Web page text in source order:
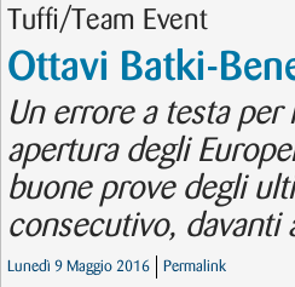
Tuffi/Team Event
Ottavi Batki-
Un errore a testa per
apertura degli
buone prove degli
consecutivo, davanti
Lunedì 9 Maggio 2016 Permalink